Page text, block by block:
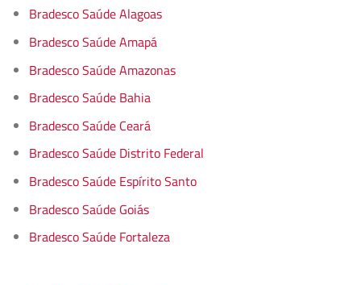
Bradesco Saúde Alagoas
Bradesco Saúde Amapá
Bradesco Saúde Amazonas
Bradesco Saúde Bahia
Bradesco Saúde Ceará
Bradesco Saúde Distrito Federal
Bradesco Saúde Espírito Santo
Bradesco Saúde Goiás
Bradesco Saúde Fortaleza